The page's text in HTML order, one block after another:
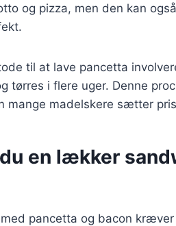
og pizza, men den kan
til at lave pancetta
tørres i flere uger. Denne
mange madelskere sætter
en lækker
pancetta og bacon